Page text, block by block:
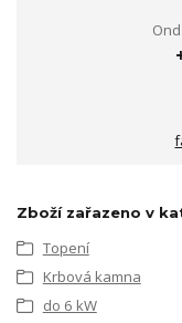
Zboží zařazeno v
Topení
Krbová kamna
do 6 kW